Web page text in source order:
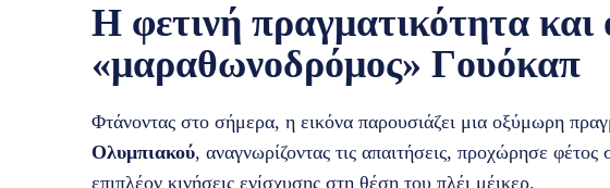
Η φετινή πραγματικότητα και
«μαραθωνοδρόμος» Γουόκαπ
Φτάνοντας στο σήμερα, η εικόνα παρουσιάζει μια οξύμωρη
Ολυμπιακού, αναγνωρίζοντας τις απαιτήσεις, προχώρησε φέτος
επιπλέον κινήσεις ενίσχυσης στη θέση του πλέι μέικερ.